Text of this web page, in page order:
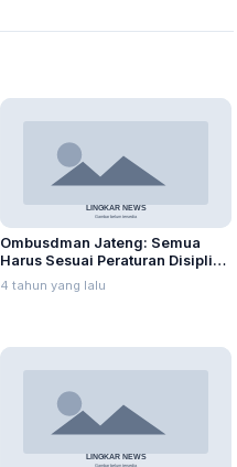
Ombusdman Jateng: Semua
Harus Sesuai Peraturan Disiplin
PNS
4 tahun yang lalu